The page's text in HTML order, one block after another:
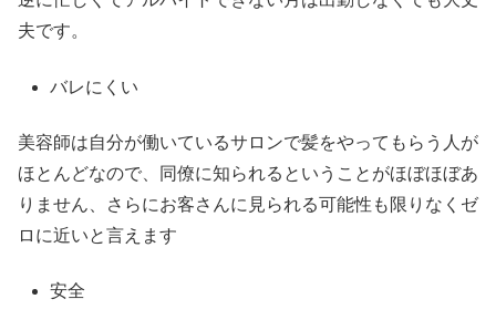
夫です。
バレにくい
美容師は自分が働いているサロンで髪をやってもらう人が
ほとんどなので、同僚に知られるということがほぼほぼあ
りません、さらにお客さんに見られる可能性も限りなくゼ
ロに近いと言えます
安全